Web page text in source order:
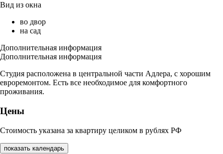
Вид из окна
во двор
на сад
Дополнительная информация
Дополнительная информация
Студия расположена в центральной части Адлера, с хорошим
евроремонтом. Есть все необходимое для комфортного
проживания.
Цены
Стоимость указана за квартиру целиком в рублях РФ
показать календарь